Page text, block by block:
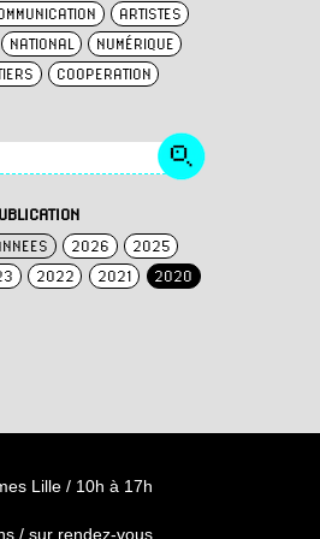
ARTISTES
NATIONAL
NUMÉRIQUE
COOPERATION
2026
2025
2022 2021
2020
Lille / 10h à 17h
/ sur rendez-vous